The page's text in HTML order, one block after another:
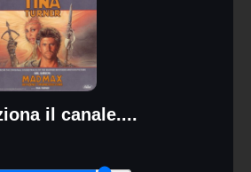
il canale....